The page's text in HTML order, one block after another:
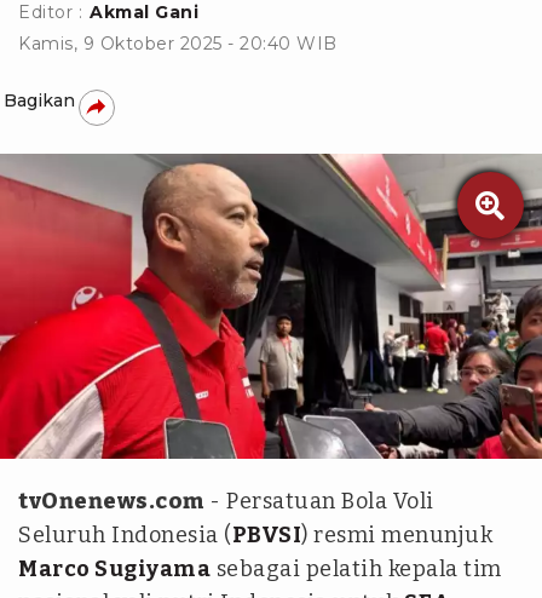
Editor : Akmal Gani
Kamis, 9 Oktober 2025 - 20:40 WIB
Bagikan

ANTARA/FAJAR SATRIYO
tvOnenews.com - Persatuan Bola Voli
Seluruh Indonesia (PBVSI) resmi menunjuk
Marco Sugiyama sebagai pelatih kepala tim